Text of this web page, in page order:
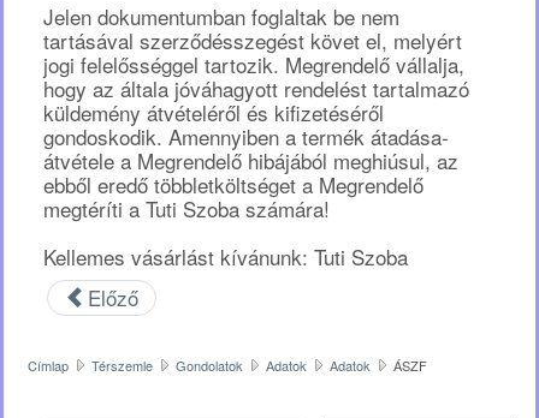
Jelen dokumentumban foglaltak be nem
tartásával szerződésszegést követ el, melyért
jogi felelősséggel tartozik. Megrendelő vállalja,
hogy az általa jóváhagyott rendelést tartalmazó
küldemény átvételéről és kifizetéséről
gondoskodik. Amennyiben a termék átadása-
átvétele a Megrendelő hibájából meghiúsul, az
ebből eredő többletköltséget a Megrendelő
megtéríti a Tuti Szoba számára!
Kellemes vásárlást kívánunk: Tuti Szoba
Előző
Címlap Térszemle Gondolatok Adatok Adatok ÁSZF